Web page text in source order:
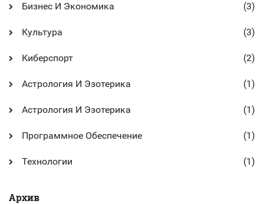
Бизнес И Экономика (3)
Культура (3)
Киберспорт (2)
Астрология И Эзотерика (1)
Астрология И Эзотерика (1)
Программное Обеспечение (1)
Технологии (1)
Архив